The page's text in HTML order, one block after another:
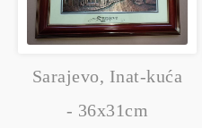
Sarajevo, Inat-kuća
- 36x31cm